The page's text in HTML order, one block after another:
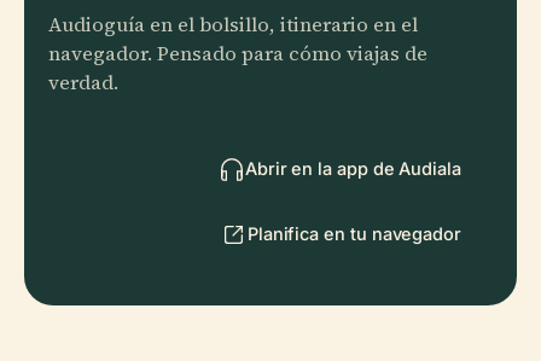
Audioguía en el bolsillo, itinerario en el
navegador. Pensado para cómo viajas de
verdad.
Abrir en la app de Audiala
Planifica en tu navegador